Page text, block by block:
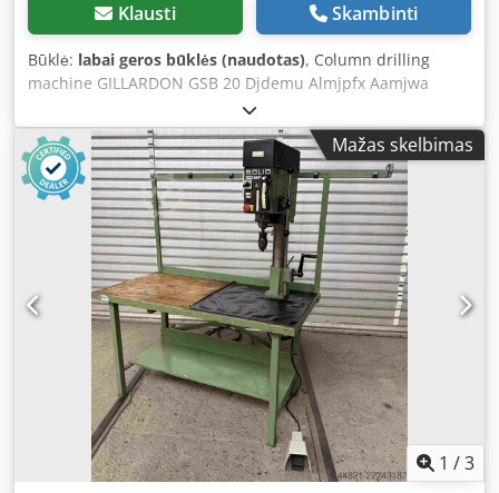
Klausti Skambinti
Būklė: labai geros būklės (naudotas), Column drilling
machine GILLARDON GSB 20 Djdemu Almjpfx Aamjwa
Mažas skelbimas
1 /3